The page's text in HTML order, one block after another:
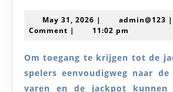
May 31, 2026 May
31,
| admin@123 |
Comment | 11:02 pm
Om toegang te krijgen tot de jackpot, moeten
spelers eenvoudigweg naar
varen en de jackpot kunnen